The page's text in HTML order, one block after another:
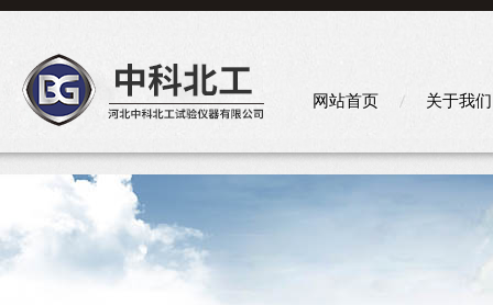
网站首页 关于我们